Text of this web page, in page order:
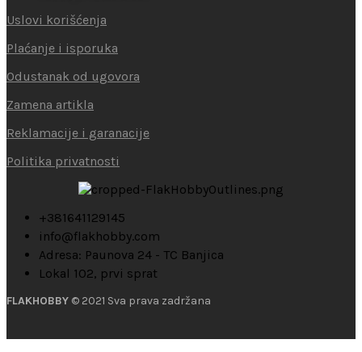
Uslovi korišćenja
Plaćanje i isporuka
Odustanak od ugovora
Zamena artikla
Reklamacije i garanacije
Politika privatnosti
+381641129145
info@flakhobby.com
Adresa: Paunova 24 - TC Banjica
Lokal 102, prvi sprat
FLAKHOBBY © 2021 Sva prava zadržana